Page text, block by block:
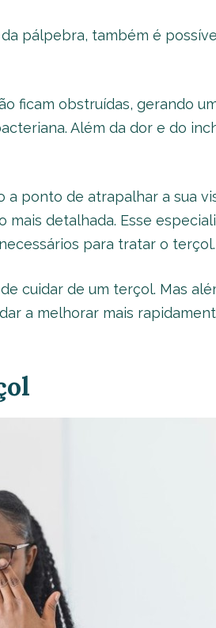
pálpebra, também é
ficam obstruídas, gerando
Além da dor e do
ponto de atrapalhar a sua
detalhada. Esse
para tratar o terçol.
cuidar de um terçol. Mas
a melhorar mais